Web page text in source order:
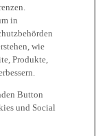
in
wie
Produkte,
Button
und Social